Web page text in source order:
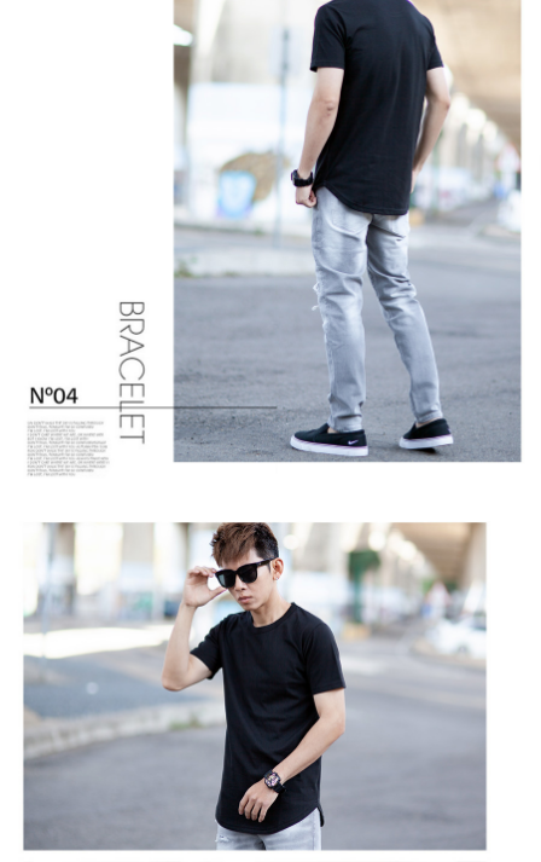
５．嚴禁一人註冊多個帳號或使用他人資訊註冊。若發現惡意使用之情形，
恩沛科技股份有限公司將有權停止該用戶之使用額度並採取法律行動。